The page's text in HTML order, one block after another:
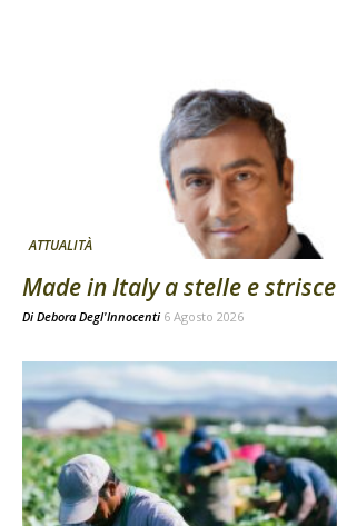
ATTUALITÀ
Made in Italy a stelle e strisce
Di Debora Degl'Innocenti 6 Agosto 2026